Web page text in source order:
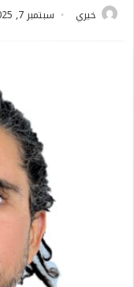
خيري سبتمبر 7, 2025